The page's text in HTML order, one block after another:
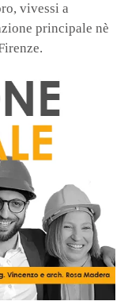
vivessi a
principale nè